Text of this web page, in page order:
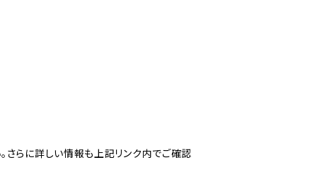
さらに詳しい情報も上記リンク内でご確認